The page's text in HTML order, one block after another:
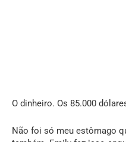
O dinheiro. Os 85.000
Não foi só meu estômago